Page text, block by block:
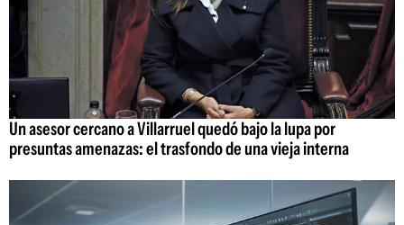
Un asesor cercano a Villarruel quedó bajo la lupa por
presuntas amenazas: el trasfondo de una vieja interna